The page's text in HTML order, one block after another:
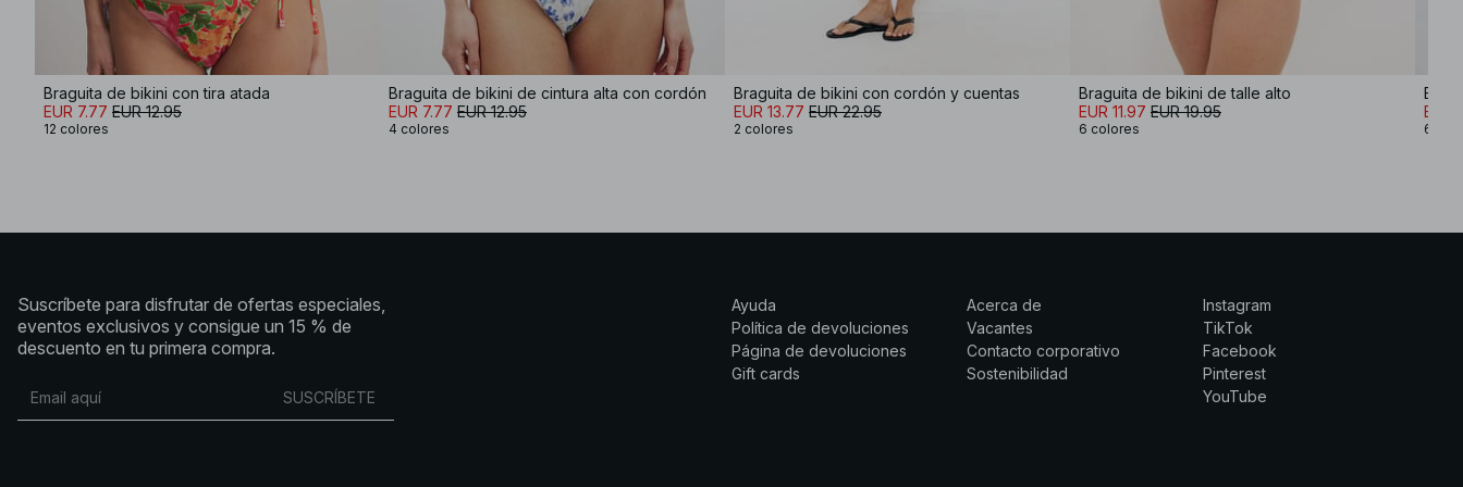
Braguita de bikini con tira atada
EUR 7.77 EUR 12.95
12 colores
Braguita de bikini de cintura alta con cordón
EUR 7.77 EUR 12.95
4 colores
Braguita de bikini con cordón y cuentas
EUR 13.77 EUR 22.95
2 colores
Braguita de bikini de talle alto
EUR 11.97 EUR 19.95
6 colores
EUR
6
Suscríbete para disfrutar de ofertas especiales,
eventos exclusivos y consigue un 15 % de
descuento en tu primera compra.
SUSCRÍBETE
Ayuda
Política de devoluciones
Página de devoluciones
Gift cards
Acerca de
Vacantes
Contacto corporativo
Sostenibilidad
Instagram
TikTok
Facebook
Pinterest
YouTube